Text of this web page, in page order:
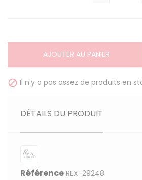
AJOUTER AU PANIER
 Il n'y a pas assez de produits en
DÉTAILS DU PRODUIT
Référence REX-29248